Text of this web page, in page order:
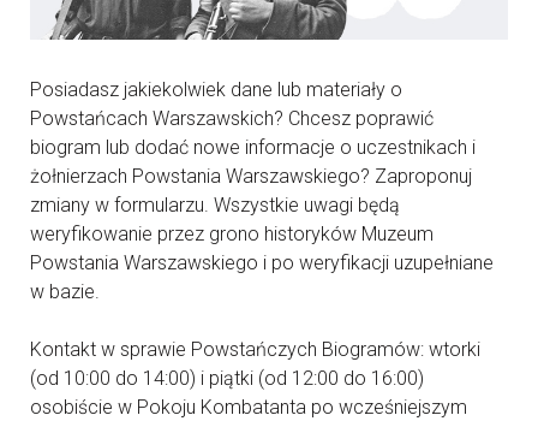
Posiadasz jakiekolwiek dane lub materiały o
Powstańcach Warszawskich? Chcesz poprawić
biogram lub dodać nowe informacje o uczestnikach i
żołnierzach Powstania Warszawskiego? Zaproponuj
zmiany w formularzu. Wszystkie uwagi będą
weryfikowanie przez grono historyków Muzeum
Powstania Warszawskiego i po weryfikacji uzupełniane
w bazie.
Kontakt w sprawie Powstańczych Biogramów: wtorki
(od 10:00 do 14:00) i piątki (od 12:00 do 16:00)
osobiście w Pokoju Kombatanta po wcześniejszym